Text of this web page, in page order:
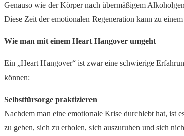
Genauso wie der Körper nach übermäßigem
Diese Zeit der emotionalen Regeneration kann zu
Wie man mit einem Heart Hangover umgeht
Ein „Heart Hangover“ ist zwar eine schwierige
können:
Selbstfürsorge praktizieren
Nachdem man eine emotionale Krise durchlebt hat, ist
zu geben, sich zu erholen, sich auszuruhen und sich